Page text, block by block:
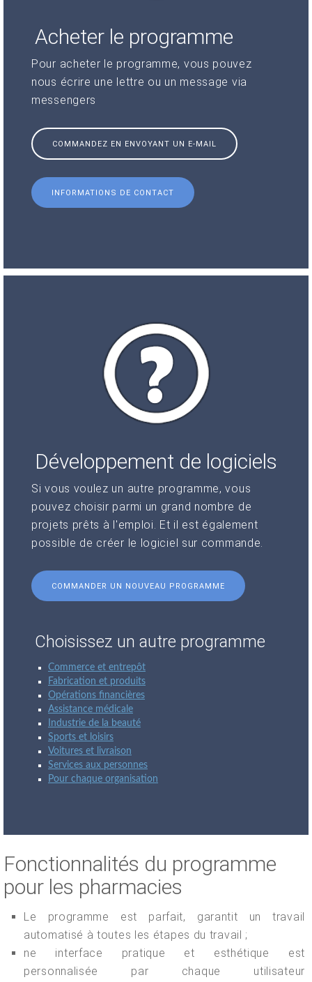
Acheter le programme
Pour acheter le programme, vous pouvez
nous écrire une lettre ou un message via
messengers
COMMANDEZ EN ENVOYANT UN E-MAIL
INFORMATIONS DE CONTACT
Développement de logiciels
Si vous voulez un autre programme, vous
pouvez choisir parmi un grand nombre de
projets prêts à l'emploi. Et il est également
possible de créer le logiciel sur commande.
COMMANDER UN NOUVEAU PROGRAMME
Choisissez un autre programme
Commerce et entrepôt
Fabrication et produits
Opérations financières
Assistance médicale
Industrie de la beauté
Sports et loisirs
Voitures et livraison
Services aux personnes
Pour chaque organisation
Fonctionnalités du programme
pour les pharmacies
Le programme est parfait, garantit un travail
automatisé à toutes les étapes du travail ;
ne interface pratique et esthétique est
personnalisée par chaque utilisateur